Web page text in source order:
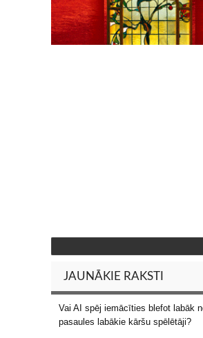
JAUNĀKIE RAKSTI
Vai AI spēj iemācīties blefot labāk
pasaules labākie kāršu spēlētāji?